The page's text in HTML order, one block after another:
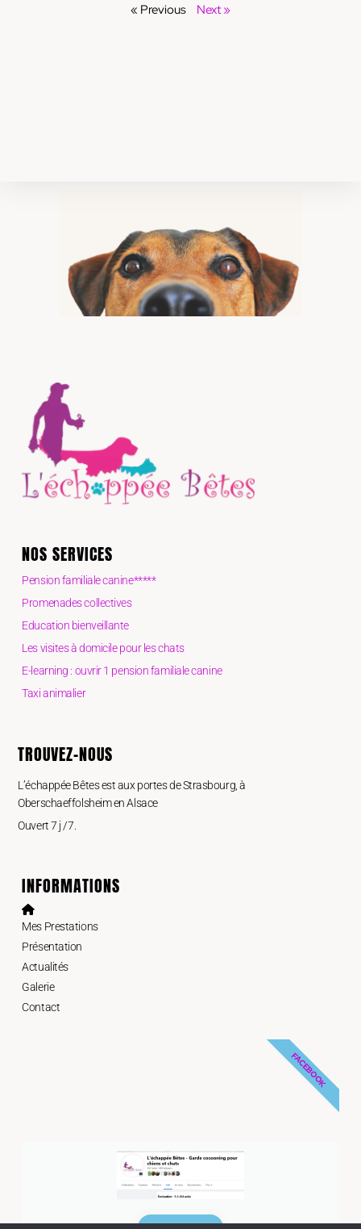
« Previous Next »
NOS SERVICES
Pension familiale canine*****
Promenades collectives
Education bienveillante
Les visites à domicile pour les chats
E-learning : ouvrir 1 pension familiale canine
Taxi animalier
TROUVEZ-NOUS
L’échappée Bêtes est aux portes de Strasbourg, à
Oberschaeffolsheim en Alsace
Ouvert 7 j /7.
INFORMATIONS
Mes Prestations
Présentation
Actualités
Galerie
Contact
FACEBOOK